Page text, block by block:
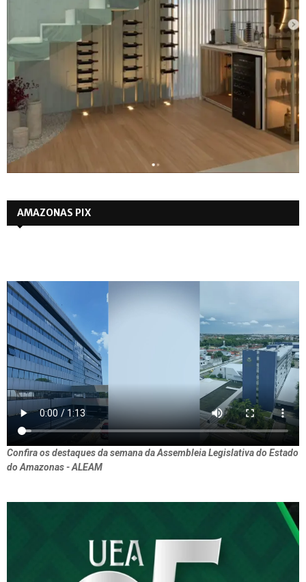
AMAZONAS PIX
Confira os destaques da semana da Assembleia Legislativa do Estado
do Amazonas - ALEAM